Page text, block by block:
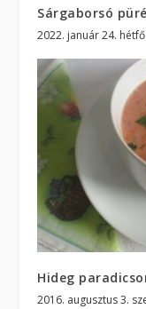
Sárgaborsó
2022. január 24. hétfő
Hideg
2016. augusztus 3.